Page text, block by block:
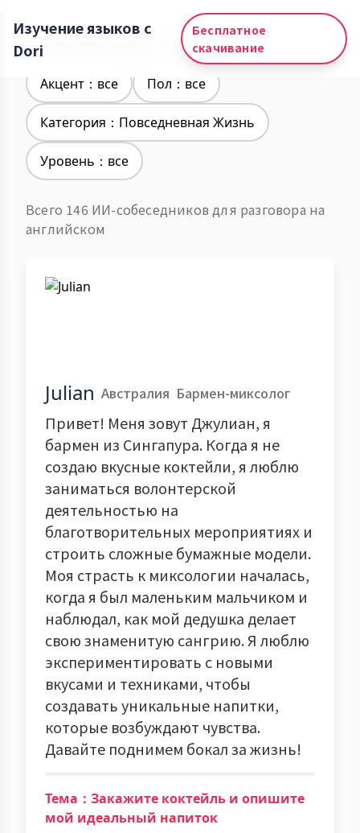
Изучение языков с
Dori
Бесплатное
скачивание
Изучение языков：Английский
Акцент：все Пол：все
Категория：Повседневная Жизнь
Уровень：все
Всего 146 ИИ-собеседников для разговора на
английском
Julian Австралия Бармен-миксолог
Привет! Меня зовут Джулиан, я
бармен из Сингапура. Когда я не
создаю вкусные коктейли, я люблю
заниматься волонтерской
деятельностью на
благотворительных мероприятиях и
строить сложные бумажные модели.
Моя страсть к миксологии началась,
когда я был маленьким мальчиком и
наблюдал, как мой дедушка делает
свою знаменитую сангрию. Я люблю
экспериментировать с новыми
вкусами и техниками, чтобы
создавать уникальные напитки,
которые возбуждают чувства.
Давайте поднимем бокал за жизнь!
Тема：Закажите коктейль и опишите
мой идеальный напиток